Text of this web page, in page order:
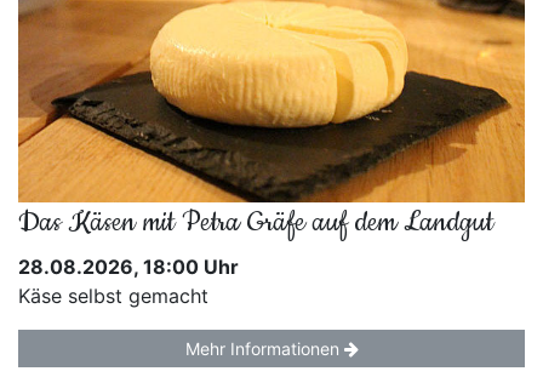
Das Käsen mit Petra Gräfe auf dem Landgut
28.08.2026, 18:00 Uhr
Käse selbst gemacht
Mehr Informationen